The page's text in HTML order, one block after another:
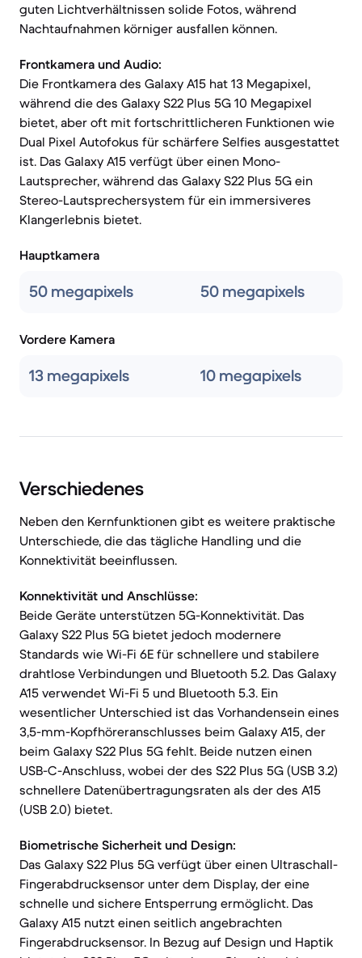
guten Lichtverhältnissen solide Fotos, während
Nachtaufnahmen körniger ausfallen können.
Frontkamera und Audio:
Die Frontkamera des Galaxy A15 hat 13 Megapixel,
während die des Galaxy S22 Plus 5G 10 Megapixel
bietet, aber oft mit fortschrittlicheren Funktionen wie
Dual Pixel Autofokus für schärfere Selfies ausgestattet
ist. Das Galaxy A15 verfügt über einen Mono-
Lautsprecher, während das Galaxy S22 Plus 5G ein
Stereo-Lautsprechersystem für ein immersiveres
Klangerlebnis bietet.
Hauptkamera
50 megapixels 50 megapixels
Vordere Kamera
13 megapixels 10 megapixels
Verschiedenes
Neben den Kernfunktionen gibt es weitere praktische
Unterschiede, die das tägliche Handling und die
Konnektivität beeinflussen.
Konnektivität und Anschlüsse:
Beide Geräte unterstützen 5G-Konnektivität. Das
Galaxy S22 Plus 5G bietet jedoch modernere
Standards wie Wi-Fi 6E für schnellere und stabilere
drahtlose Verbindungen und Bluetooth 5.2. Das Galaxy
A15 verwendet Wi-Fi 5 und Bluetooth 5.3. Ein
wesentlicher Unterschied ist das Vorhandensein eines
3,5-mm-Kopfhöreranschlusses beim Galaxy A15, der
beim Galaxy S22 Plus 5G fehlt. Beide nutzen einen
USB-C-Anschluss, wobei der des S22 Plus 5G (USB 3.2)
schnellere Datenübertragungsraten als der des A15
(USB 2.0) bietet.
Biometrische Sicherheit und Design:
Das Galaxy S22 Plus 5G verfügt über einen Ultraschall-
Fingerabdrucksensor unter dem Display, der eine
schnelle und sichere Entsperrung ermöglicht. Das
Galaxy A15 nutzt einen seitlich angebrachten
Fingerabdrucksensor. In Bezug auf Design und Haptik